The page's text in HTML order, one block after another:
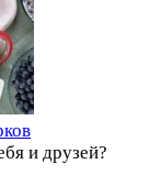
и друзей?